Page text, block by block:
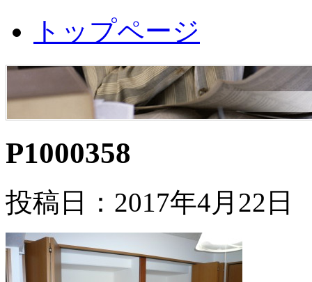
トップページ
P1000358
投稿日：2017年4月22日